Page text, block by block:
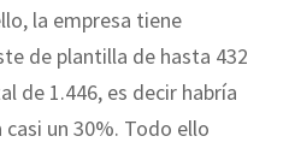
la empresa tiene
de plantilla de hasta 432
de 1.446, es decir habría
un 30%. Todo ello